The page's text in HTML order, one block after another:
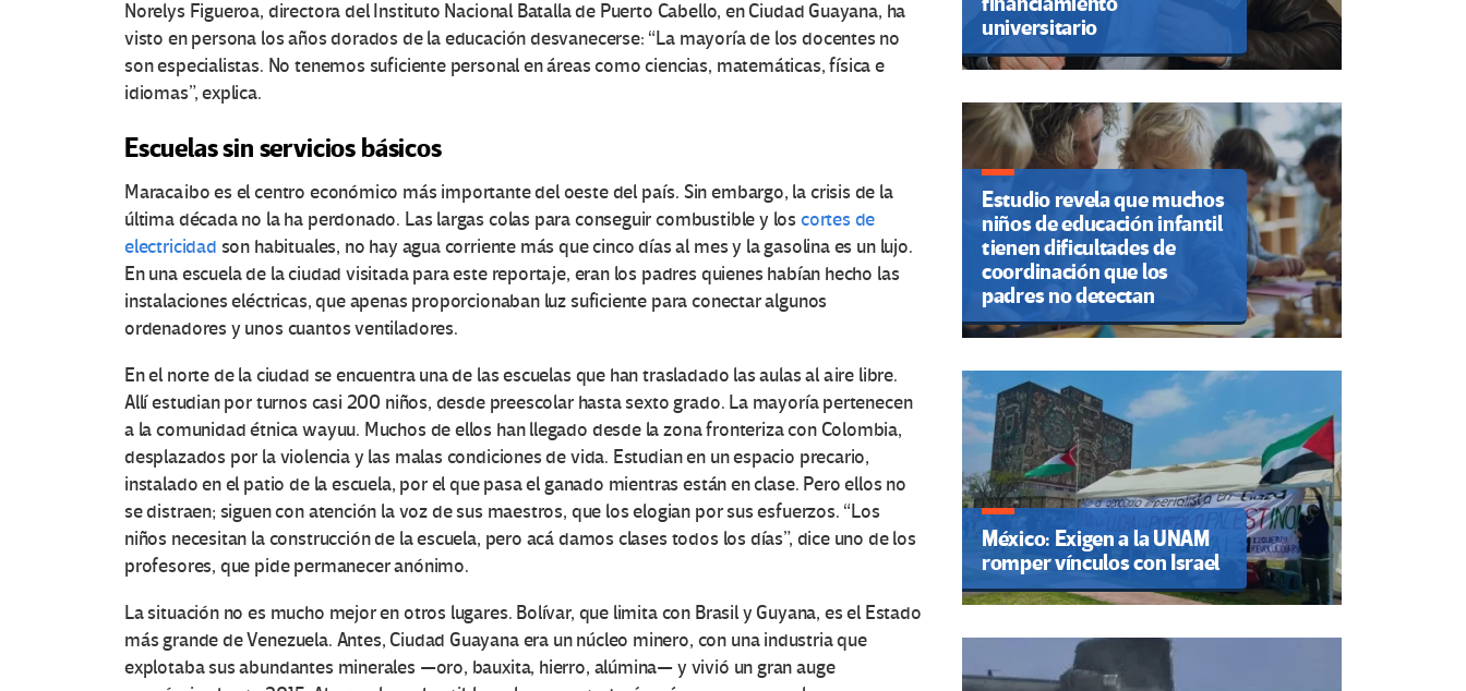
Norelys Figueroa, directora del Instituto Nacional Batalla de Puerto Cabello, en Ciudad Guayana, ha
visto en persona los años dorados de la educación desvanecerse: “La mayoría de los docentes no
son especialistas. No tenemos suficiente personal en áreas como ciencias, matemáticas, física e
idiomas”, explica.
Escuelas sin servicios básicos
Maracaibo es el centro económico más importante del oeste del país. Sin embargo, la crisis de la
última década no la ha perdonado. Las largas colas para conseguir combustible y los cortes de
electricidad son habituales, no hay agua corriente más que cinco días al mes y la gasolina es un lujo.
En una escuela de la ciudad visitada para este reportaje, eran los padres quienes habían hecho las
instalaciones eléctricas, que apenas proporcionaban luz suficiente para conectar algunos
ordenadores y unos cuantos ventiladores.
En el norte de la ciudad se encuentra una de las escuelas que han trasladado las aulas al aire libre.
Allí estudian por turnos casi 200 niños, desde preescolar hasta sexto grado. La mayoría pertenecen
a la comunidad étnica wayuu. Muchos de ellos han llegado desde la zona fronteriza con Colombia,
desplazados por la violencia y las malas condiciones de vida. Estudian en un espacio precario,
instalado en el patio de la escuela, por el que pasa el ganado mientras están en clase. Pero ellos no
se distraen; siguen con atención la voz de sus maestros, que los elogian por sus esfuerzos. “Los
niños necesitan la construcción de la escuela, pero acá damos clases todos los días”, dice uno de los
profesores, que pide permanecer anónimo.
La situación no es mucho mejor en otros lugares. Bolívar, que limita con Brasil y Guyana, es el Estado
más grande de Venezuela. Antes, Ciudad Guayana era un núcleo minero, con una industria que
explotaba sus abundantes minerales —oro, bauxita, hierro, alúmina— y vivió un gran auge
universitario
Estudio revela que muchos
niños de educación infantil
tienen dificultades de
coordinación que los
padres no detectan
México: Exigen a la UNAM
romper vínculos con Israel